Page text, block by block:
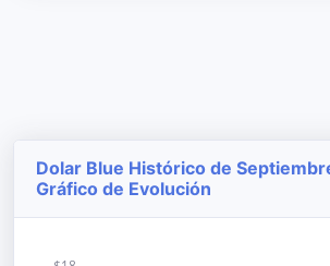
Dolar Blue Histórico de
Gráfico de Evolución